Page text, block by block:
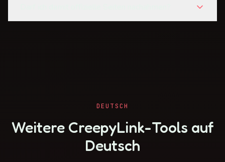
DEUTSCH
Weitere CreepyLink-Tools auf
Deutsch